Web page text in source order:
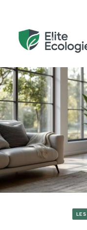
contenu